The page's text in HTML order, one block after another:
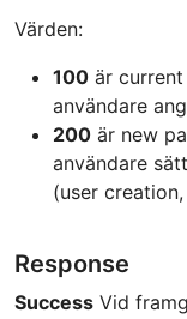
Värden:
100 är
användare
200 är new
användare
(user
Response
Success Vid